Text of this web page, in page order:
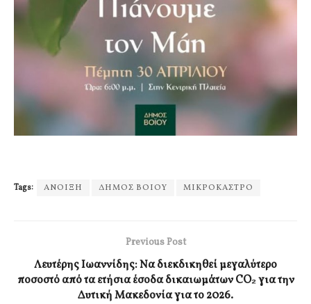
Tags: ΑΝΟΙΞΗ ΔΗΜΟΣ ΒΟΙΟΥ ΜΙΚΡΟΚΑΣΤΡΟ
Previous Post
Λευτέρης Ιωαννίδης: Να διεκδικηθεί μεγαλύτερο
ποσοστό από τα ετήσια έσοδα δικαιωμάτων CO₂ για την
Δυτική Μακεδονία για το 2026.